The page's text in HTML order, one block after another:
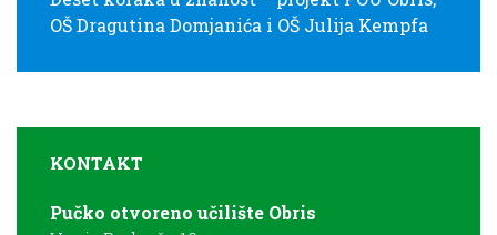
OŠ Dragutina Domjanića i OŠ Julija Kempfa
KONTAKT
Pučko otvoreno učilište Obris